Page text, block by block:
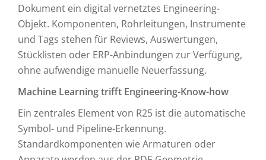
Dokument ein digital vernetztes Engineering-
Objekt. Komponenten, Rohrleitungen, Instrumente
und Tags stehen für Reviews, Auswertungen,
Stücklisten oder ERP-Anbindungen zur Verfügung,
ohne aufwendige manuelle Neuerfassung.
Machine Learning trifft Engineering-Know-how
Ein zentrales Element von R25 ist die automatische
Symbol- und Pipeline-Erkennung.
Standardkomponenten wie Armaturen oder